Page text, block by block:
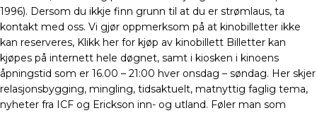
1996). Dersom du ikkje finn grunn til at du er strømlaus, ta
kontakt med oss. Vi gjør oppmerksom på at kinobilletter ikke
kan reserveres, Klikk her for kjøp av kinobillett Billetter kan
kjøpes på internett hele døgnet, samt i kiosken i kinoens
åpningstid som er 16.00 – 21:00 hver onsdag – søndag. Her skjer
relasjonsbygging, mingling, tidsaktuelt, matnyttig faglig tema,
nyheter fra ICF og Erickson inn- og utland. Føler man som